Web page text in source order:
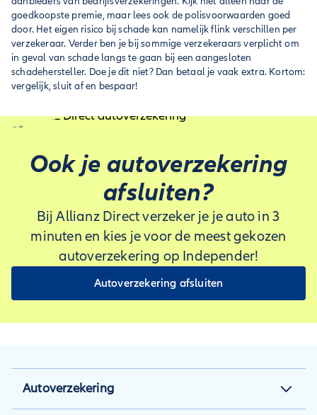
goedkoopste premie, maar lees ook de polisvoorwaarden goed
door. Het eigen risico bij schade kan namelijk flink verschillen per
verzekeraar. Verder ben je bij sommige verzekeraars verplicht om
in geval van schade langs te gaan bij een aangesloten
schadehersteller. Doe je dit niet? Dan betaal je vaak extra. Kortom:
vergelijk, sluit af en bespaar!
Ook je autoverzekering
afsluiten?
Bij Allianz Direct verzeker je je auto in 3
minuten en kies je voor de meest gekozen
autoverzekering op Independer!
Autoverzekering afsluiten
Autoverzekering